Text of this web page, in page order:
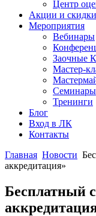
Центр
Акции и скидки
Мероприятия
Вебинары
Заочные
Мастер-
Семинары
Тренинги
Блог
Вход в ЛК
Контакты
Главная Новости
аккредитация»
Бесплатный